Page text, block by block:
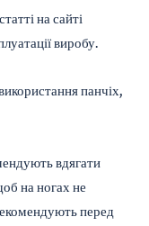
на сайті
виробу.
панчіх,
вдягати
на ногах не
перед